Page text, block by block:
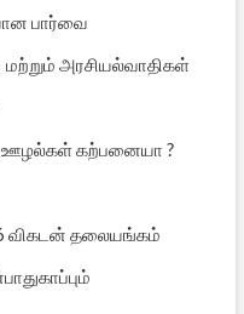
பார்வை
அரசியல்வாதிகள்
ஊழல்கள் கற்பனையா ?
விகடன் தலையங்கம்